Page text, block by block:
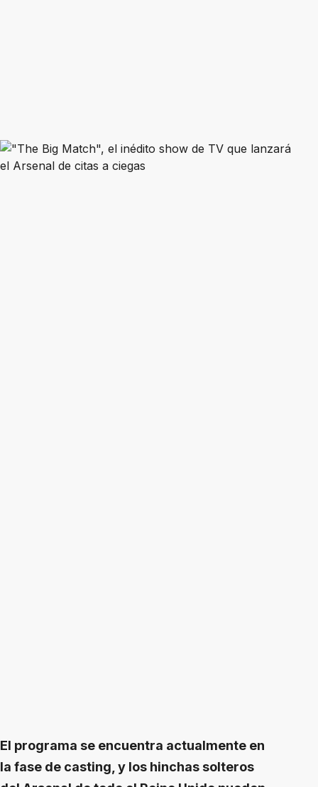
El programa se encuentra actualmente en
la fase de casting, y los hinchas solteros